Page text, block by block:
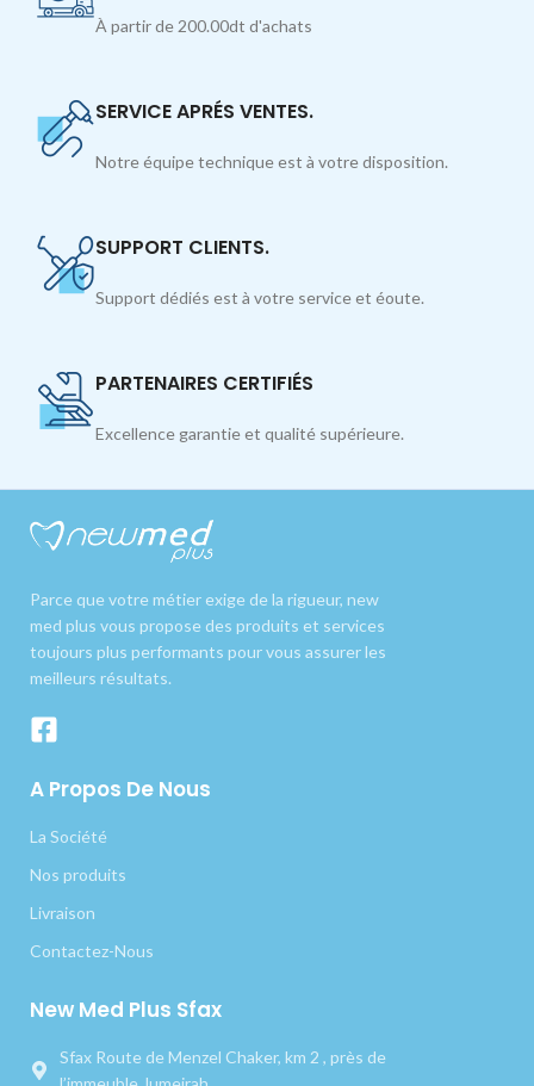
À partir de 200.00dt d'achats
SERVICE APRÉS VENTES.
Notre équipe technique est à votre disposition.
SUPPORT CLIENTS.
Support dédiés est à votre service et éoute.
PARTENAIRES CERTIFIÉS
Excellence garantie et qualité supérieure.
Parce que votre métier exige de la rigueur, new
med plus vous propose des produits et services
toujours plus performants pour vous assurer les
meilleurs résultats.
A Propos De Nous
La Société
Nos produits
Livraison
Contactez-Nous
New Med Plus Sfax
Sfax Route de Menzel Chaker, km 2 , près de